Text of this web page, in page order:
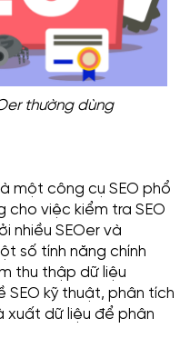
thường dùng
một công cụ SEO phổ
cho việc kiểm tra SEO
nhiều SEOer và
số tính năng chính
thu thập dữ liệu
kỹ thuật, phân tích
xuất dữ liệu để phân